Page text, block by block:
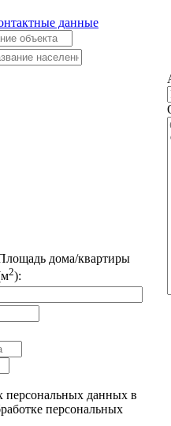
данные
дома/квартиры
2):
персональных данных в
персональных